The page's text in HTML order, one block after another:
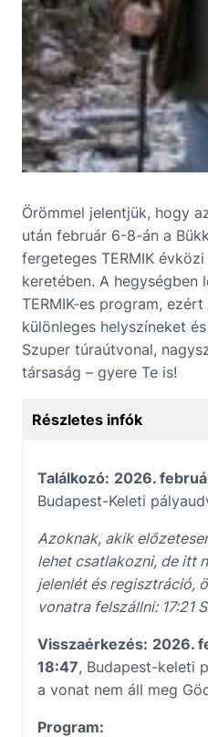
Örömmel jelentjük, hogy
után február 6-8-án a
fergeteges TERMIK
keretében. A
TERMIK-es program,
különleges helyszíneket
Szuper túraútvonal,
társaság – gyere Te is!
Részletes infók
Találkozó: 2026.
Budapest-Keleti
Azoknak, akik
lehet csatlakozni, de itt
jelenlét és regisztráció,
vonatra felszállni: 17:21
Visszaérkezés: 2026.
18:47, Budapest-keleti
a vonat nem áll meg
Program: